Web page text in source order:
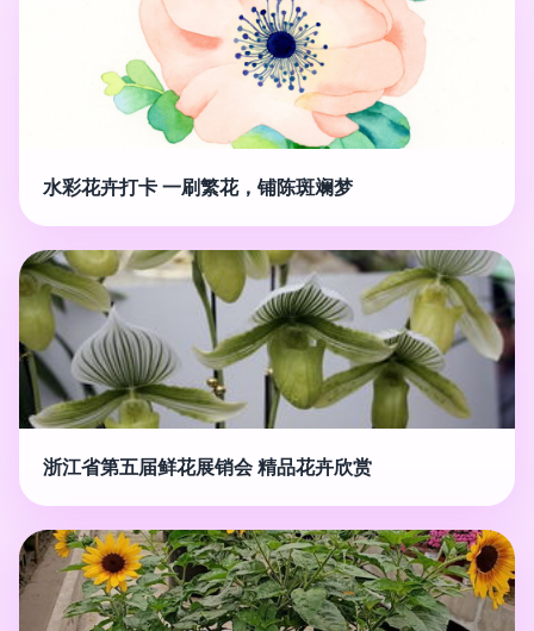
水彩花卉打卡 一刷繁花，铺陈斑斓梦
浙江省第五届鲜花展销会 精品花卉欣赏